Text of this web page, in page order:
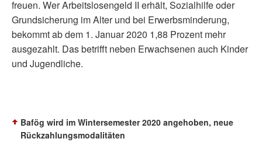
freuen. Wer Arbeitslosengeld II erhält, Sozialhilfe oder
Grundsicherung im Alter und bei Erwerbsminderung,
bekommt ab dem 1. Januar 2020 1,88 Prozent mehr
ausgezahlt. Das betrifft neben Erwachsenen auch Kinder
und Jugendliche.
Bafög wird im Wintersemester 2020 angehoben, neue
Rückzahlungsmodalitäten